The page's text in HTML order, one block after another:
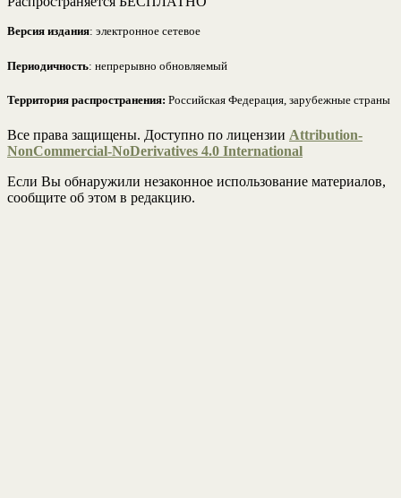
Версия издания: электронное сетевое
Периодичность: непрерывно обновляемый
Территория распространения: Российская Федерация, зарубежные страны
Все права защищены. Доступно по лицензии Attribution-
NonCommercial-NoDerivatives 4.0 International
Если Вы обнаружили незаконное использование материалов,
сообщите об этом в редакцию.